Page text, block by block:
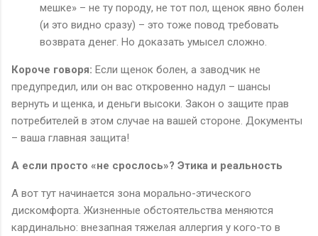
мешке» – не ту породу, не тот пол, щенок явно болен
(и это видно сразу) – это тоже повод требовать
возврата денег. Но доказать умысел сложно.
Короче говоря: Если щенок болен, а заводчик не
предупредил, или он вас откровенно надул – шансы
вернуть и щенка, и деньги высоки. Закон о защите прав
потребителей в этом случае на вашей стороне. Документы
– ваша главная защита!
А если просто «не срослось»? Этика и реальность
А вот тут начинается зона морально-этического
дискомфорта. Жизненные обстоятельства меняются
кардинально: внезапная тяжелая аллергия у кого-то в